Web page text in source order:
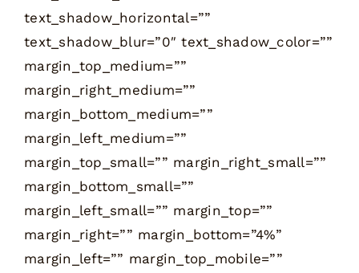
text_shadow_horizontal=””
text_shadow_blur=”0″ text_shadow_color=””
margin_top_medium=””
margin_right_medium=””
margin_bottom_medium=””
margin_left_medium=””
margin_top_small=”” margin_right_small=””
margin_bottom_small=””
margin_left_small=”” margin_top=””
margin_right=”” margin_bottom=”4%”
margin_left=”” margin_top_mobile=””